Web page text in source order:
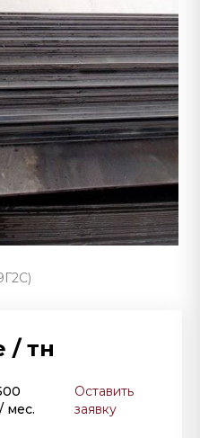
/ тн
/ мес.
Оставить
заявку